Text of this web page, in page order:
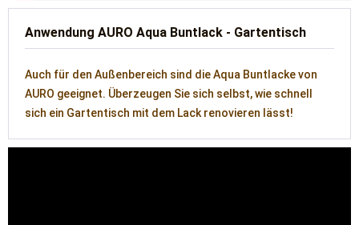
Anwendung AURO Aqua Buntlack - Gartentisch
Auch für den Außenbereich sind die Aqua Buntlacke von
AURO geeignet. Überzeugen Sie sich selbst, wie schnell
sich ein Gartentisch mit dem Lack renovieren lässt!